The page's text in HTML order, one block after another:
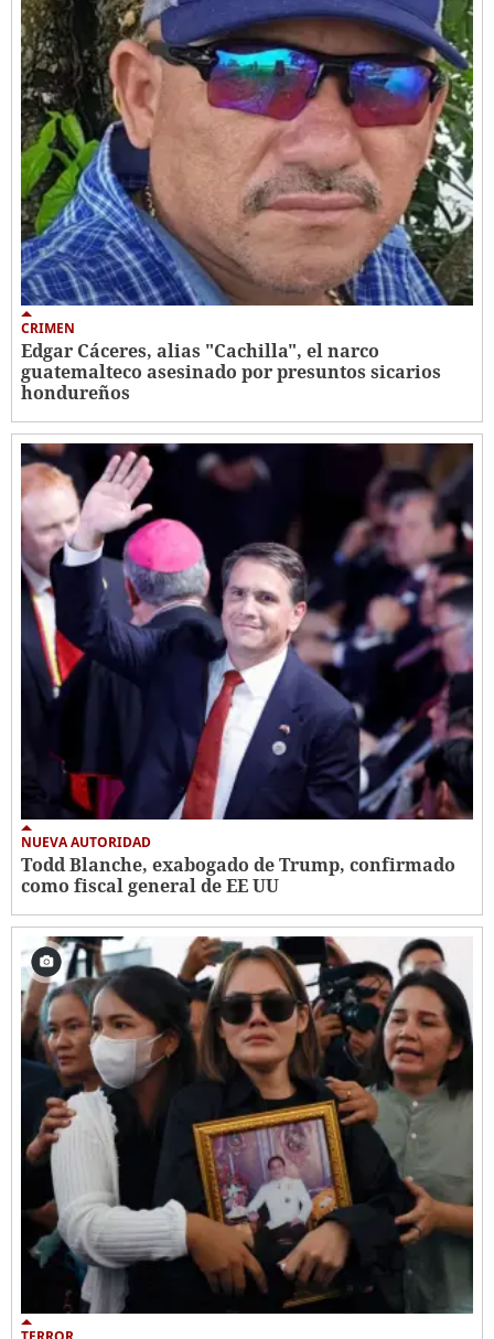
CRIMEN
Edgar Cáceres, alias "Cachilla", el narco
guatemalteco asesinado por presuntos sicarios
hondureños
NUEVA AUTORIDAD
Todd Blanche, exabogado de Trump, confirmado
como fiscal general de EE UU